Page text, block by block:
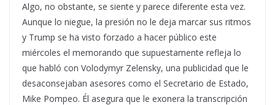
Algo, no obstante, se siente y parece diferente esta vez.
Aunque lo niegue, la presión no le deja marcar sus ritmos
y Trump se ha visto forzado a hacer público este
miércoles el memorando que supuestamente refleja lo
que habló con Volodymyr Zelensky, una publicidad que le
desaconsejaban asesores como el Secretario de Estado,
Mike Pompeo. Él asegura que le exonera la transcripción